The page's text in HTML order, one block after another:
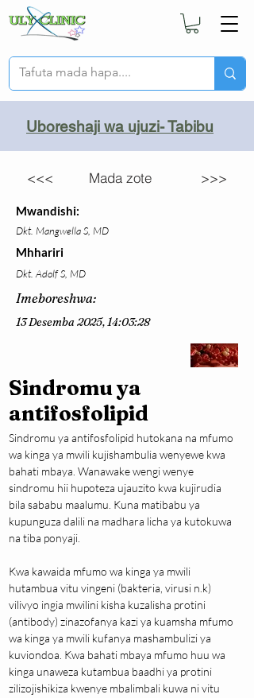
Uboreshaji wa ujuzi- Tabibu
<<< Mada zote >>>
Mwandishi:
Dkt. Mangwella S, MD
Mhhariri
Dkt. Adolf S, MD
Imeboreshwa:
13 Desemba 2025, 14:03:28
Sindromu ya
antifosfolipid
Sindromu ya antifosfolipid hutokana na mfumo
wa kinga ya mwili kujishambulia wenyewe kwa
bahati mbaya. Wanawake wengi wenye
sindromu hii hupoteza ujauzito kwa kujirudia
bila sababu maalumu. Kuna matibabu ya
kupunguza dalili na madhara licha ya kutokuwa
na tiba ponyaji.
Kwa kawaida mfumo wa kinga ya mwili
hutambua vitu vingeni (bakteria, virusi n.k)
vilivyo ingia mwilini kisha kuzalisha protini
(antibody) zinazofanya kazi ya kuamsha mfumo
wa kinga ya mwili kufanya mashambulizi ya
kuviondoa. Kwa bahati mbaya mfumo huu wa
kinga unaweza kutambua baadhi ya protini
zilizojishikiza kwenye mbalimbali kuwa ni vitu